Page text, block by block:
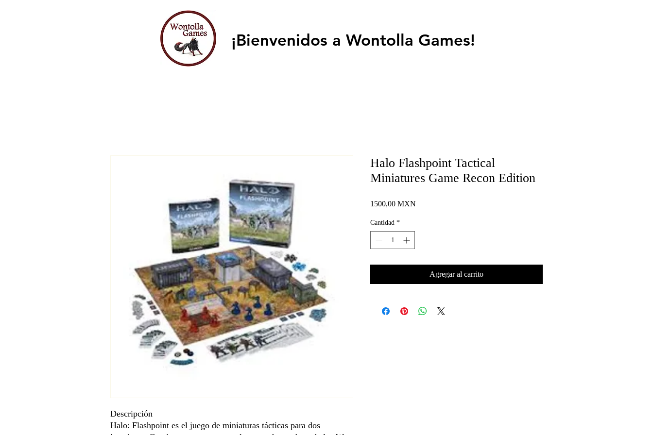
¡Bienvenidos a Wontolla Games!
Descripción
Halo: Flashpoint es el juego de miniaturas tácticas para dos
Halo Flashpoint Tactical
Miniatures Game Recon Edition
1500,00 MXN
Cantidad *
Agregar al carrito